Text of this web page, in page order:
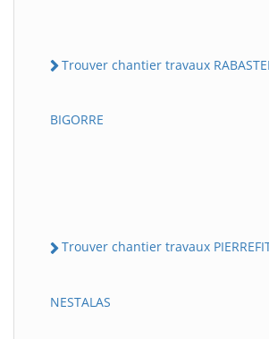
Trouver chantier travaux
BIGORRE
Trouver chantier travaux
NESTALAS